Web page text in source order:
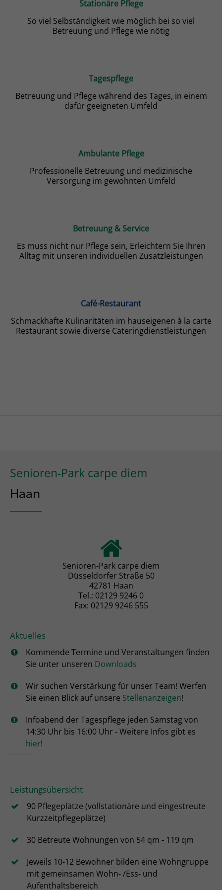
Stationäre Pflege
So viel Selbständigkeit wie möglich bei so viel
Betreuung und Pflege wie nötig
Tagespflege
Betreuung und Pflege während des Tages, in einem
dafür geeigneten Umfeld
Ambulante Pflege
Professionelle Betreuung und medizinische
Versorgung im gewohnten Umfeld
Betreuung & Service
Es muss nicht nur Pflege sein, Erleichtern Sie Ihren
Alltag mit unseren individuellen Zusatzleistungen
Café-Restaurant
Schmackhafte Kulinaritäten im hauseigenen à la carte
Restaurant sowie diverse Cateringdienstleistungen
Senioren-Park carpe diem
Haan
Senioren-Park carpe diem
Düsseldorfer Straße 50
42781 Haan
Tel.: 02129 9246 0
Fax: 02129 9246 555
Aktuelles
Kommende Termine und Veranstaltungen finden
Sie unter unseren Downloads
Wir suchen Verstärkung für unser Team! Werfen
Sie einen Blick auf unsere Stellenanzeigen!
Infoabend der Tagespflege jeden Samstag von
14:30 Uhr bis 16:00 Uhr - Weitere Infos gibt es
hier!
Leistungsübersicht
90 Pflegeplätze (vollstationäre und eingestreute
Kurzzeitpflegeplätze)
30 Betreute Wohnungen von 54 qm - 119 qm
Jeweils 10-12 Bewohner bilden eine Wohngruppe
mit gemeinsamen Wohn- /Ess- und
Aufenthaltsbereich